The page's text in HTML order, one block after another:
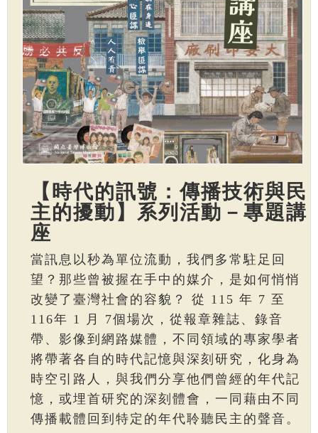
【時代的訊號：傳播技術與民
主的擾動】系列活動－專題講
座
當訊息以秒為單位流動，我們多常駐足回
望？那些曾被握在手中的媒介，是如何悄悄
改變了臺灣社會的容貌？ 從 115 年 7 至
116年 1 月 7個場次，從報章雜誌、錄音
帶、影像到網路媒體，不同領域的專家學者
將帶著各自的時代記憶與深刻研究，化身為
時空引路人，與我們分享他們曾經的年代記
憶，或埋首研究的深刻體會，一同藉由不同
傳播載體回到特定的年代聆聽民主的聲音。